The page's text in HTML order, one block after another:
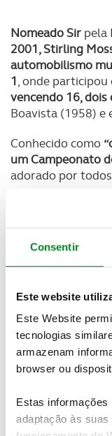
Consentir
Este website
Este Website
tecnologias
armazenam
browser ou
Estas
adaptação às
Nomeado Sir pela
2001, Stirling
automobilismo
1, onde participou
vencendo 16,
Boavista (1958) e
Conhecido como
um Campeonato
adorado por
no Porto, onde
mostrou-segrato
permitiu ter,
Hamilton, que
vida.” Foi
português que
casamento com a
domingo o
Londres, aos 90
“Ele morreu